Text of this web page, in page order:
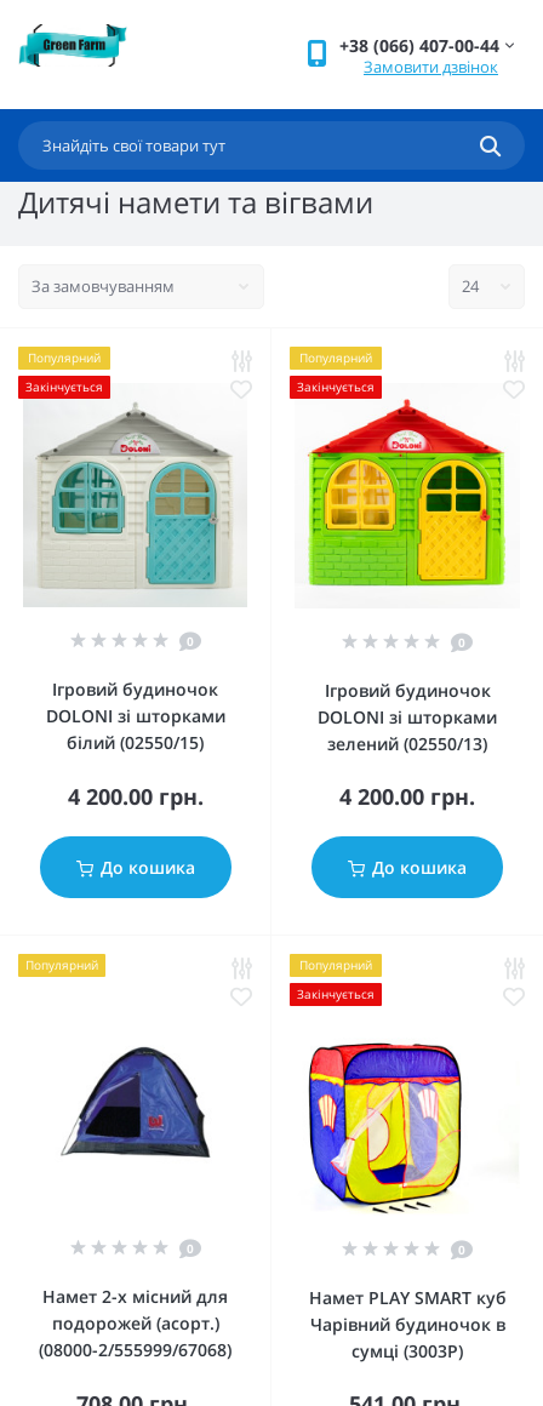
+38 (066) 407-00-44
Замовити дзвінок
Дитячі намети та вігвами
Популярний
Закінчується
0
Ігровий будиночок
DOLONI зі шторками
білий (02550/15)
4 200.00 грн.
До кошика
Популярний
Закінчується
0
Ігровий будиночок
DOLONI зі шторками
зелений (02550/13)
4 200.00 грн.
До кошика
Популярний
0
Намет 2-х місний для
подорожей (асорт.)
(08000-2/555999/67068)
Популярний
Закінчується
0
Намет PLAY SMART куб
Чарівний будиночок в
сумці (3003P)